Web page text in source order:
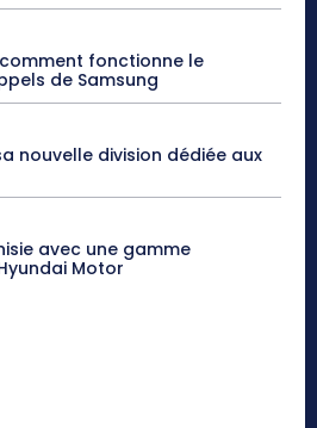
fonctionne le
de Samsung
nouvelle division dédiée aux
avec une gamme
Motor